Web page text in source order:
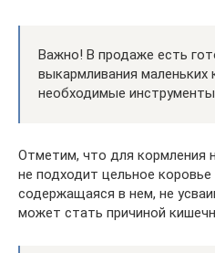
Важно! В продаже есть
выкармливания маленьких
необходимые
Отметим, что для кормления
не подходит цельное
содержащаяся в нем, не
может стать причиной